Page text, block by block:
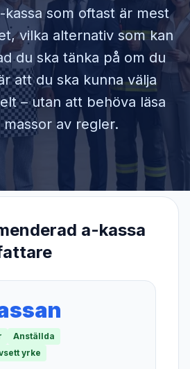
som oftast är mest
vilka alternativ som kan
du ska tänka på om du
att du ska kunna välja
– utan att behöva läsa
massor av regler.
a-kassa
Anställda
yrke